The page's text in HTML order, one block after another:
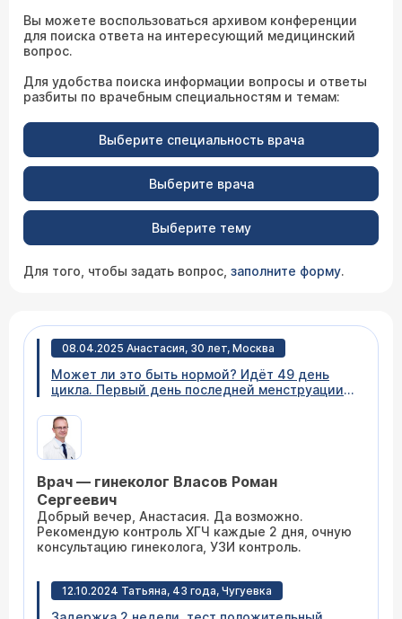
Вы можете воспользоваться архивом конференции
для поиска ответа на интересующий медицинский
вопрос.
Для удобства поиска информации вопросы и ответы
разбиты по врачебным специальностям и темам:
Выберите специальность врача
Выберите врача
Выберите тему
Для того, чтобы задать вопрос, заполните форму.
08.04.2025 Анастасия, 30 лет, Москва
Может ли это быть нормой? Идёт 49 день
цикла. Первый день последней менструации
поздняя овуляция. ПА был 15 февраля (с
использованием Актифер гель),17,22,28
Февраля. 2 марта задержка, 3 марта делаю
яркая,вторая тусклая) 5 марта ХГЧ 65.26 7
марта ХГЧ 129.81 11 марта ХГЧ 696 15 марта
1318 16 марта на узи видят эндометрий
15мм,на левом яичнике желтое тело 24 мм,
фолликул 23 мм. Плодного яйца не видно на
узи, самочувствие хорошее, грудь болит,
возможно ВБ. Возможно ли это позднее
оплодотворение? Норма ли это ?
Врач — гинеколог Власов Роман
Сергеевич
Добрый вечер, Анастасия. Да возможно.
Рекомендую контроль ХГЧ каждые 2 дня, очную
консультацию гинеколога, УЗИ контроль.
12.10.2024 Татьяна, 43 года, Чугуевка